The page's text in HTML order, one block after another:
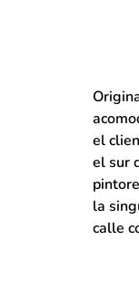
el
el sur
la
calle